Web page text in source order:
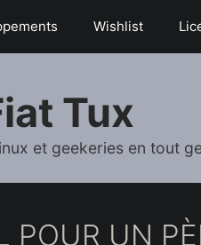
Wishlist
Tux
et geekeries en tout
UN